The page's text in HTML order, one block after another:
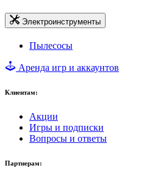
Электроинструменты
Пылесосы
Аренда игр и аккаунтов
Клиентам:
Акции
Игры и подписки
Вопросы и ответы
Партнерам: